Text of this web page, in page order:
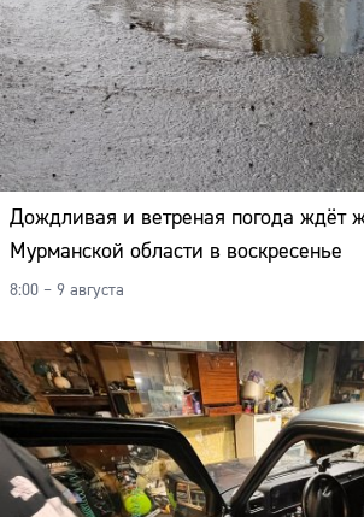
Дождливая и ветреная погода ждёт
Мурманской области в воскресенье
8:00 – 9 августа